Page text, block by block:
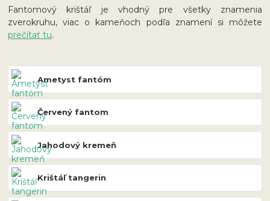
Fantomový krištáľ je vhodný pre všetky znamenia
zverokruhu, viac o kameňoch podľa znamení si môžete
prečítať tu.
Ametyst fantóm
Červený fantom
Jahodový kremeň
Krištáľ tangerin